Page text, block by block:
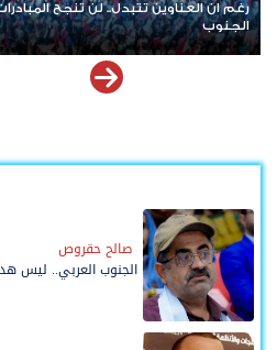
رغم ان العناوين تتبدل.. لن تنجح
الجنوب
صالح حقروص
الجنوب العربي.. ليس